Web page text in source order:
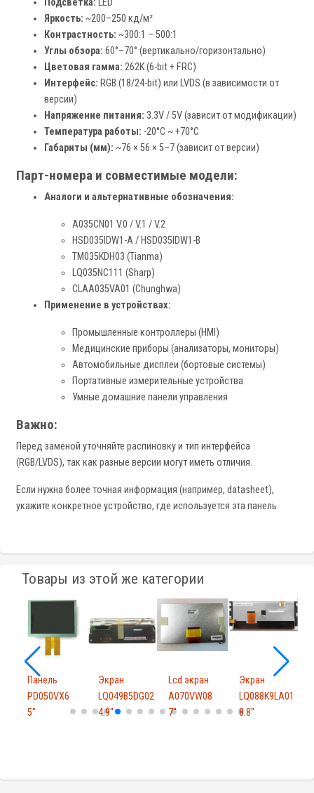
Подсветка: LED
Яркость: ~200–250 кд/м²
Контрастность: ~300:1 – 500:1
Углы обзора: 60°–70° (вертикально/горизонтально)
Цветовая гамма: 262K (6-bit + FRC)
Интерфейс: RGB (18/24-bit) или LVDS (в зависимости от
версии)
Напряжение питания: 3.3V / 5V (зависит от модификации)
Температура работы: -20°C ~ +70°C
Габариты (мм): ~76 × 56 × 5–7 (зависит от версии)
Парт-номера и совместимые модели:
Аналоги и альтернативные обозначения:
A035CN01 V.0 / V.1 / V.2
HSD035IDW1-A / HSD035IDW1-B
TM035KDH03 (Tianma)
LQ035NC111 (Sharp)
CLAA035VA01 (Chunghwa)
Применение в устройствах:
Промышленные контроллеры (HMI)
Медицинские приборы (анализаторы, мониторы)
Автомобильные дисплеи (бортовые системы)
Портативные измерительные устройства
Умные домашние панели управления
Важно:
Перед заменой уточняйте распиновку и тип интерфейса
(RGB/LVDS), так как разные версии могут иметь отличия.
Если нужна более точная информация (например, datasheet),
укажите конкретное устройство, где используется эта панель.
Товары из этой же категории
Панель
PD050VX6
5"
Экран
LQ049B5DG02
4.9"
Lcd экран
A070VW08
7"
Экран
LQ088K9LA01
8.8"